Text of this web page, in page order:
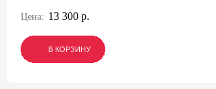
Цена: 13 300 р.
В КОРЗИНУ
В КОРЗИНУ
В КОРЗИНУ